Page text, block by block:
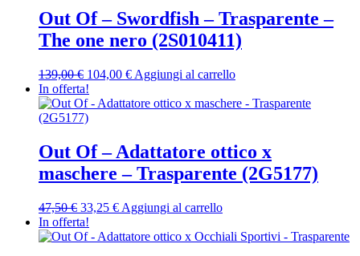
Out Of – Swordfish – Trasparente –
The one nero (2S010411)
139,00€ Il
prezzo
originale
era:
104,00 €Il
attuale
Aggiungi al carrello
In offerta!
Out Of – Adattatore ottico x
maschere – Trasparente (2G5177)
47,50€ Il
prezzo
originale
33,25 €Il
attuale
Aggiungi al carrello
In offerta!